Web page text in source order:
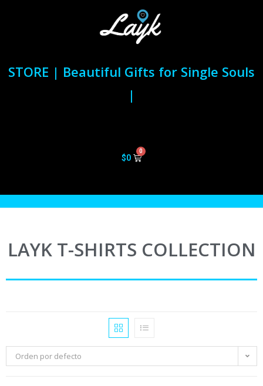
STORE | Beautiful Gifts for Single Souls
|
$0
LAYK T-SHIRTS COLLECTION
Orden por defecto